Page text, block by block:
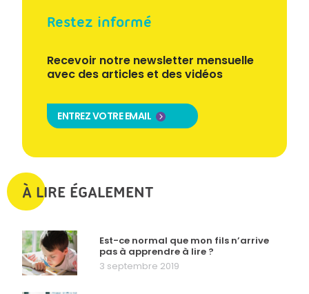
Restez informé
Recevoir notre newsletter mensuelle
avec des articles et des vidéos
ENTREZ VOTRE EMAIL
À LIRE ÉGALEMENT
Est-ce normal que mon fils n’arrive
pas à apprendre à lire ?
3 septembre 2019